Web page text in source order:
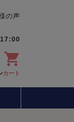
の声
カート